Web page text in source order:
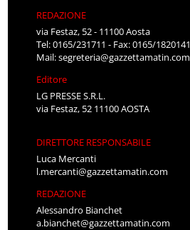
REDAZIONE
via Festaz, 52 - 11100 Aosta
Tel: 0165/231711 - Fax: 0165/1820141
Mail:segreteria@gazzettamatin.com
Editore
LG PRESSE S.R.L.
via Festaz, 52 11100 AOSTA
DIRETTORE RESPONSABILE
Luca Mercanti
l.mercanti@gazzettamatin.com
REDAZIONE
Alessandro Bianchet
a.bianchet@gazzettamatin.com